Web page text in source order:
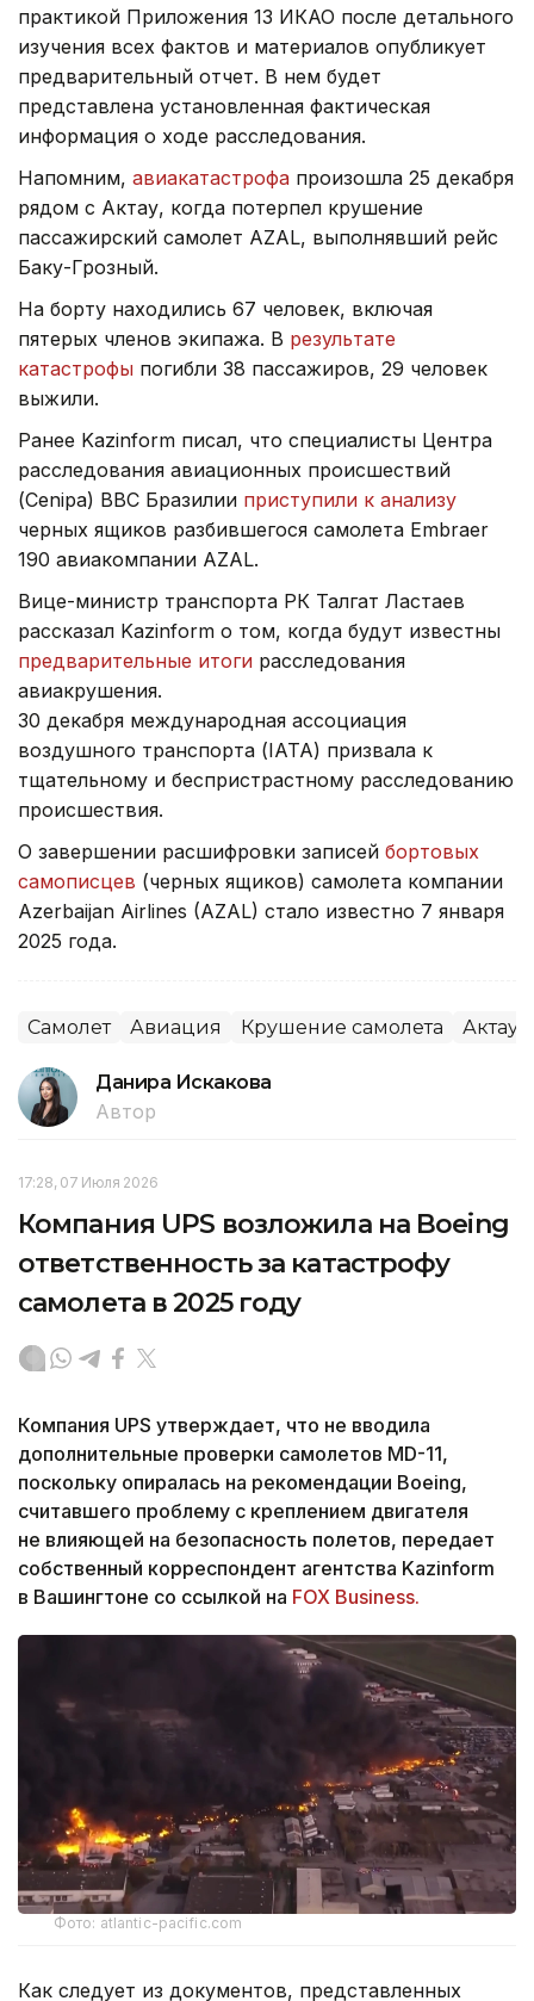
практикой Приложения 13 ИКАО после детального
изучения всех фактов и материалов опубликует
предварительный отчет. В нем будет
представлена установленная фактическая
информация о ходе расследования.
Напомним, авиакатастрофа произошла 25 декабря
рядом с Актау, когда потерпел крушение
пассажирский самолет AZAL, выполнявший рейс
Баку-Грозный.
На борту находились 67 человек, включая
пятерых членов экипажа. В результате
катастрофы погибли 38 пассажиров, 29 человек
выжили.
Ранее Kazinform писал, что специалисты Центра
расследования авиационных происшествий
(Cenipa) ВВС Бразилии приступили к анализу
черных ящиков разбившегося самолета Embraer
190 авиакомпании AZAL.
Вице-министр транспорта РК Талгат Ластаев
рассказал Kazinform о том, когда будут известны
предварительные итоги расследования
авиакрушения.
30 декабря международная ассоциация
воздушного транспорта (IATA) призвала к
тщательному и беспристрастному расследованию
происшествия.
О завершении расшифровки записей бортовых
самописцев (черных ящиков) самолета компании
Azerbaijan Airlines (AZAL) стало известно 7 января
2025 года.
Самолет Авиация Крушение самолета Актау
Данира Искакова
Автор
17:28, 07 Июля 2026
Компания UPS возложила на Boeing
ответственность за катастрофу
самолета в 2025 году
Компания UPS утверждает, что не вводила
дополнительные проверки самолетов MD-11,
поскольку опиралась на рекомендации Boeing,
считавшего проблему с креплением двигателя
не влияющей на безопасность полетов, передает
собственный корреспондент агентства Kazinform
в Вашингтоне со ссылкой на FOX Business.
Фото: atlantic-pacific.com
Как следует из документов, представленных